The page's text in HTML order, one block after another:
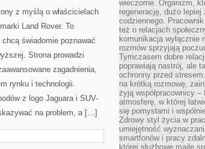
LUKSUSOWE
z myślą o właścicielach
Land Rover. To
świadomie poznawać
Strona prowadzi
zagadnienia,
rynku i technologii.
z logo Jaguara i SUV-
na problem, a […]
wieczorne. Organizm,
regenerację, dużo
codziennego.
też o relacjach
komunikacja wyłącznie
rozmów sprzyjają
Tymczasem dobre
poprawiają nastrój, ale
ochronny przed
na krótką rozmowę,
żyją współpracownicy
atmosferę, w której
się pomysłami i
Zdrowy styl życia w
umiejętność
smartfonów i pracy
której służbowe maile